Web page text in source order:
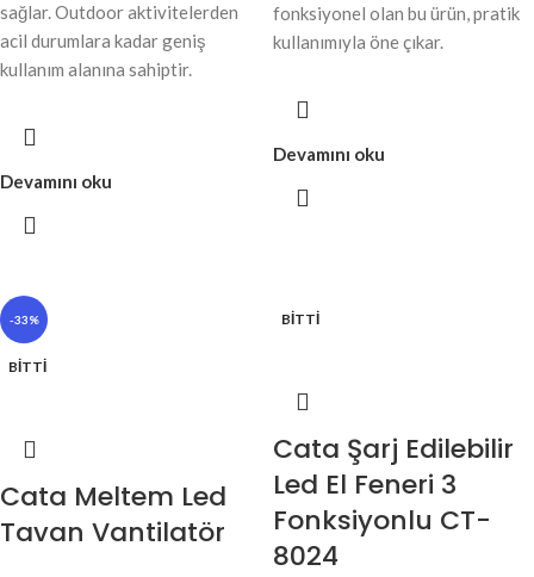
sağlar. Outdoor aktivitelerden
acil durumlara kadar geniş
kullanım alanına sahiptir.
Devamını oku
fonksiyonel olan bu ürün, pratik
kullanımıyla öne çıkar.
Devamını oku
-33%
BITTI
Cata Meltem Led
Tavan Vantilatör
BITTI
Cata Şarj Edilebilir
Led El Feneri 3
Fonksiyonlu CT-
8024